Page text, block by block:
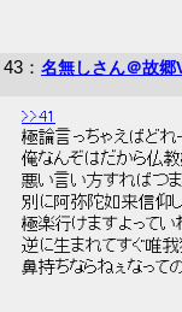
43 ： 名無しさん＠故郷
>>41
極論言っちゃえばどれ
俺なんぞはだから仏
悪い言い方すればつ
別に阿弥陀如来信仰
極楽行けますよってい
逆に生まれてすぐ唯
鼻持ちならねぇなって